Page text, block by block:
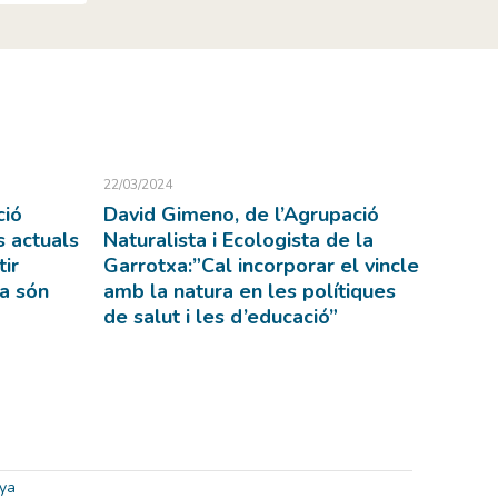
actuals
són
22/03/2024
David Gimeno, de l’Agrupació
Naturalista i Ecologista de la
Garrotxa:”Cal incorporar el vincle
amb la natura en les polítiques
de salut i les d’educació”